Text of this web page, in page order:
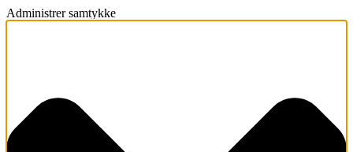
Administrer samtykke